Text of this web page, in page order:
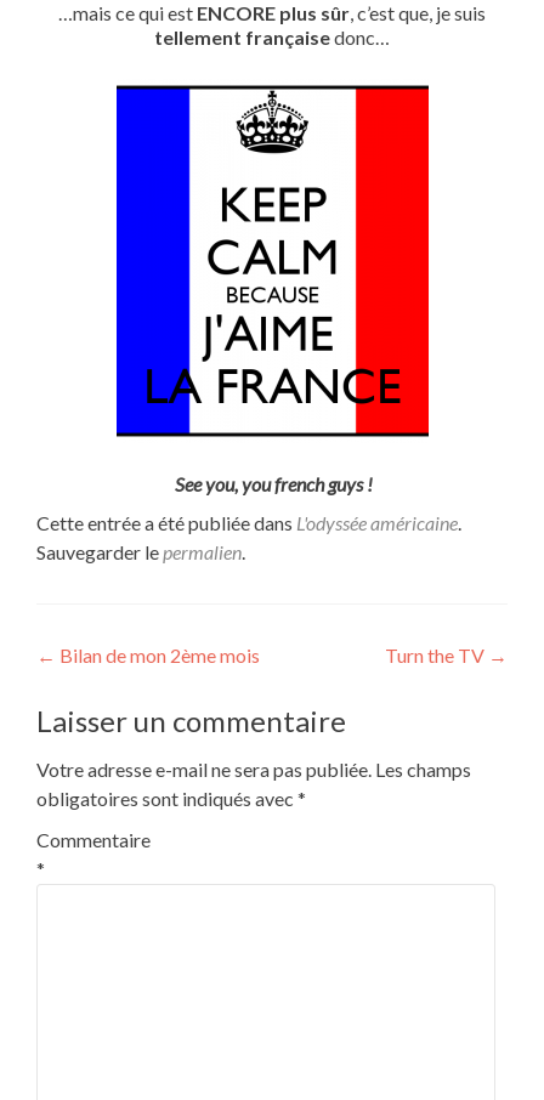
…mais ce qui est ENCORE plus sûr, c’est que, je suis
tellement françaisedonc…
See you, you french guys !
Cette entrée a été publiée dans L'odyssée américaine.
Sauvegarder lepermalien.
Navigation
de
l’article
← Bilan de mon 2ème mois Turn the TV →
Laisser un commentaire
Votre adresse e-mail ne sera pas publiée. Les champs
obligatoires sont indiqués avec *
Commentaire
*